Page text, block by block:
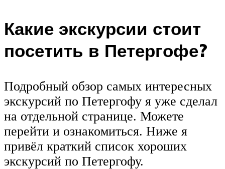
Какие экскурсии стоит
посетить в Петергофе?
Подробный обзор самых интересных
экскурсий по Петергофу я уже сделал
на отдельной странице. Можете
перейти и ознакомиться. Ниже я
привёл краткий список хороших
экскурсий по Петергофу.